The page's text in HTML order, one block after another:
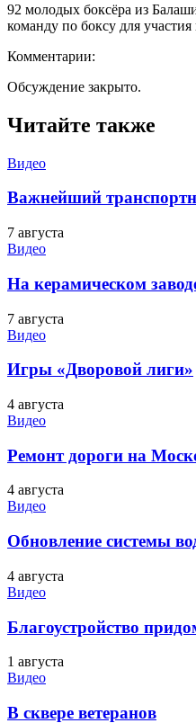
92 молодых боксёра из
команду по боксу для
Комментарии:
Обсуждение закрыто.
Читайте также
Видео
Важнейший
7 августа
Видео
На керамическом
7 августа
Видео
Игры «Дворовой лиги»
4 августа
Видео
Ремонт дороги на
4 августа
Видео
Обновление системы
4 августа
Видео
Благоустройство
1 августа
Видео
В сквере ветеранов